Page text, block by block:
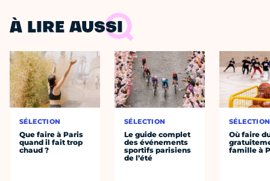
À LIRE AUSSI
SÉLECTION
Que faire à Paris
quand il fait trop
chaud ?
SÉLECTION
Le guide complet
des événements
sportifs parisiens
de l’été
SÉLECTION
Où faire
famille à